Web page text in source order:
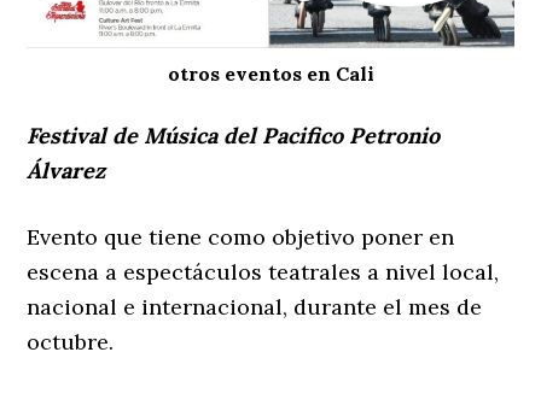
otros eventos en Cali
Festival de Música del Pacifico Petronio
Álvarez
Evento que tiene como objetivo poner en
escena a espectáculos teatrales a nivel local,
nacional e internacional, durante el mes de
octubre.